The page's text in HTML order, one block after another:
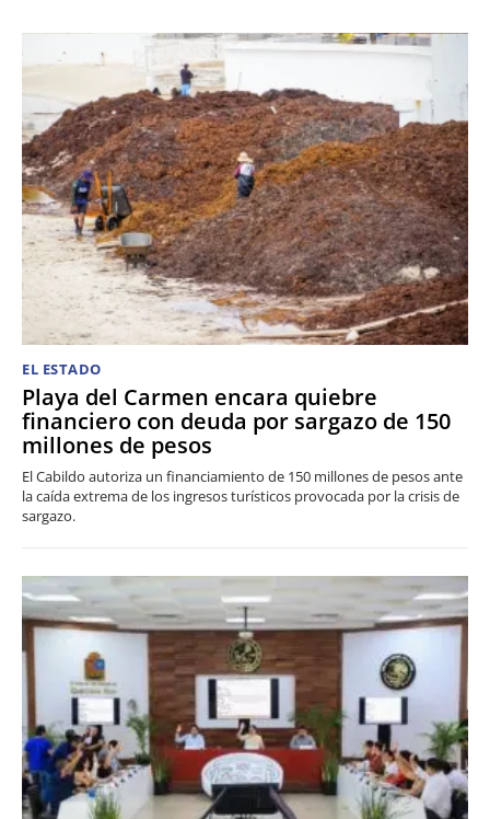
EL ESTADO
Playa del Carmen encara quiebre
financiero con deuda por sargazo de 150
millones de pesos
El Cabildo autoriza un financiamiento de 150 millones de pesos ante
la caída extrema de los ingresos turísticos provocada por la crisis de
sargazo.